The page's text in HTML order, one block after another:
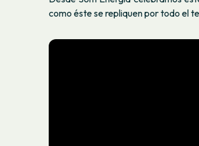
como éste se repliquen por todo el